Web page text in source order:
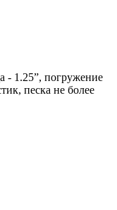
- 1.25”, погружение
песка не более